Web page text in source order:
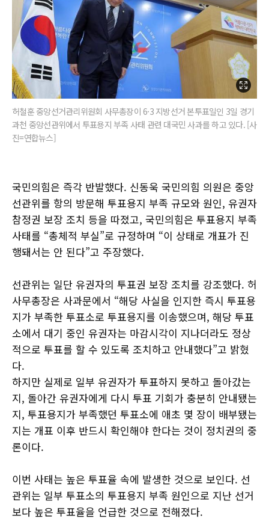
허철훈 중앙선거관리위원회 사무총장이 6·3 지방선거 본투표일인 3일 경기
과천 중앙선관위에서 투표용지 부족 사태 관련 대국민 사과를 하고 있다. [사
진=연합뉴스]
국민의힘은 즉각 반발했다. 신동욱 국민의힘 의원은 중앙
선관위를 항의 방문해 투표용지 부족 규모와 원인, 유권자
참정권 보장 조치 등을 따졌고, 국민의힘은 투표용지 부족
사태를 “총체적 부실”로 규정하며 “이 상태로 개표가 진
행돼서는 안 된다”고 주장했다.
선관위는 일단 유권자의 투표권 보장 조치를 강조했다. 허
사무총장은 사과문에서 “해당 사실을 인지한 즉시 투표용
지가 부족한 투표소로 투표용지를 이송했으며, 해당 투표
소에서 대기 중인 유권자는 마감시각이 지나더라도 정상
적으로 투표를 할 수 있도록 조치하고 안내했다”고 밝혔
다.
하지만 실제로 일부 유권자가 투표하지 못하고 돌아갔는
지, 돌아간 유권자에게 다시 투표 기회가 충분히 안내됐는
지, 투표용지가 부족했던 투표소에 애초 몇 장이 배부됐는
지는 개표 이후 반드시 확인해야 한다는 것이 정치권의 중
론이다.
이번 사태는 높은 투표율 속에 발생한 것으로 보인다. 선
관위는 일부 투표소의 투표용지 부족 원인으로 지난 선거
보다 높은 투표율을 언급한 것으로 전해졌다.